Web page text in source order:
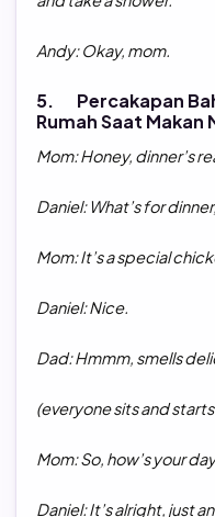
Andy: Okay, mom.
5. Percakapan
Rumah Saat Makan
Mom: Honey, dinner’s
Daniel: What’s for
Mom: It’sa special
Daniel: Nice.
Dad: Hmmm, smells
(everyone sits and
Mom: So, how’s your
Daniel: It’s alright, just